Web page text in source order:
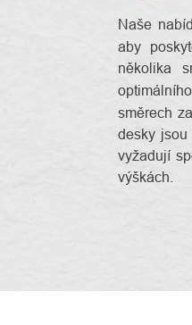
Naše
aby
několika
optimálního
směrech
desky jsou
vyžadují
výškách.